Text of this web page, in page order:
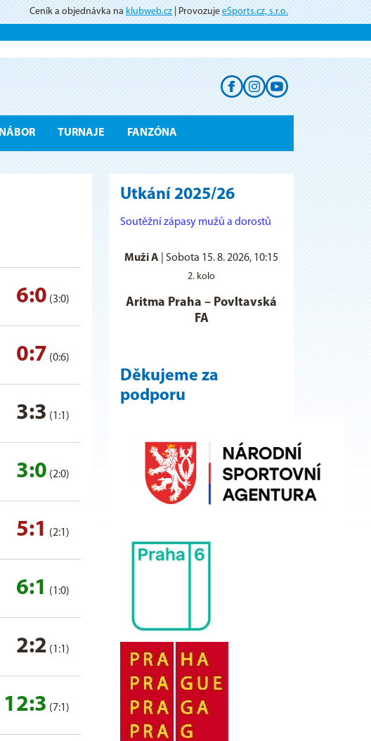
Ceník a objednávka na klubweb.cz | Provozuje eSports.cz, s.r.o.
NÁBOR TURNAJE FANZÓNA
6:0 (3:0)
0:7 (0:6)
3:3 (1:1)
3:0 (2:0)
5:1 (2:1)
6:1 (1:0)
2:2 (1:1)
12:3 (7:1)
Utkání 2025/26
Soutěžní zápasy mužů a dorostů
Muži A Sobota 15. 8. 2026, 10:15
2. kolo
Aritma Praha – Povltavská
FA
Děkujeme za
podporu